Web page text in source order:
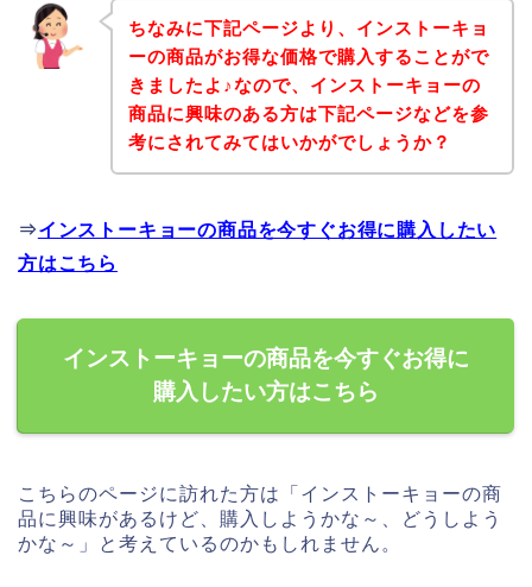
ちなみに下記ページより、インストーキョ
ーの商品がお得な価格で購入することがで
きましたよ♪なので、インストーキョーの
商品に興味のある方は下記ページなどを参
考にされてみてはいかがでしょうか？
⇒インストーキョーの商品を今すぐお得に購入したい
方はこちら
インストーキョーの商品を今すぐお得に
購入したい方はこちら
こちらのページに訪れた方は「インストーキョーの商
品に興味があるけど、購入しようかな～、どうしよう
かな～」と考えているのかもしれません。